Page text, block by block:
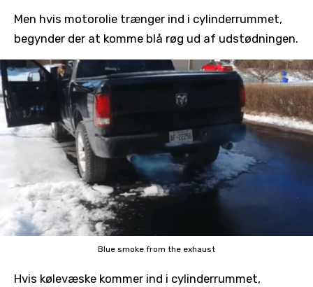
Men hvis motorolie trænger ind i cylinderrummet,
begynder der at komme blå røg ud af udstødningen.
Blue smoke from the exhaust
Hvis kølevæske kommer ind i cylinderrummet,